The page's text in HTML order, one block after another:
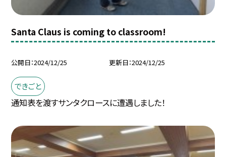
Santa Claus is coming to classroom!
公開日 2024/12/25 更新日 2024/12/25
できごと
通知表を渡すサンタクロースに遭遇しました！